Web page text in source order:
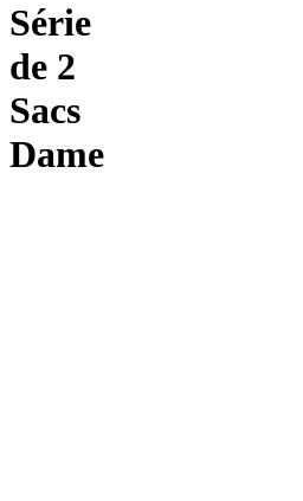
Série
de 2
Sacs
Dame